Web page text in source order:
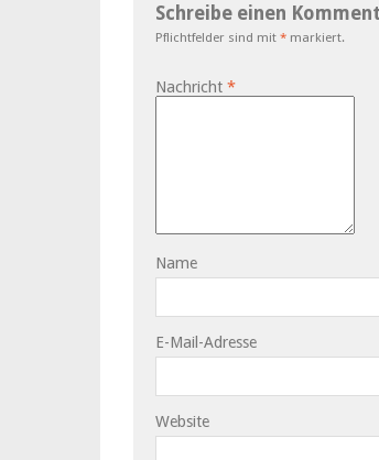
Schreibe einen
Pflichtfelder sind mit * markiert.
Nachricht *
Name
E-Mail-Adresse
Website